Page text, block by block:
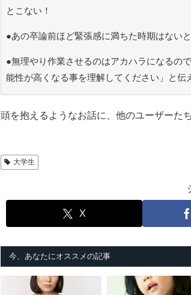
とこない！
●あの卒論前ほど緊張感に満ちた時期はない
●無理やり作業させるのはアカハラになるの
能性が高くなる事を理解してください」と伝
頭を抱えるようなお話に、他のユーザーた
大学生
X
今、あなたにオススメの記事